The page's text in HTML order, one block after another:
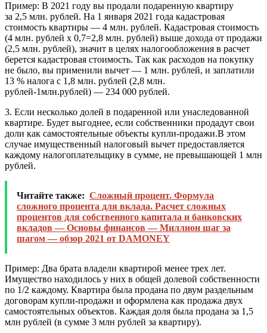
Пример: В 2021 году вы продали подаренную квартиру
за 2,5 млн. рублей. На 1 января 2021 года кадастровая
стоимость квартиры — 4 млн. рублей. Кадастровая стоимость
(4 млн. рублей х 0,7=2,8 млн. рублей) выше дохода от продажи
(2,5 млн. рублей), значит в целях налогообложения в расчет
берется кадастровая стоимость. Так как расходов на покупку
не было, вы применили вычет — 1 млн. рублей, и заплатили
13 % налога с 1,8 млн. рублей (2,8 млн.
рублей-1млн.рублей) — 234 000 рублей.
3. Если несколько долей в подаренной или унаследованной
квартире. Будет выгоднее, если собственники продадут свои
доли как самостоятельные объекты купли-продажи.В этом
случае имущественный налоговый вычет предоставляется
каждому налогоплательщику в сумме, не превышающей 1 млн
рублей.
Читайте также: Сложный процент. Формула
сложного процента для вклада. Расчет сложных
процентов для собственного капитала и банковских
вкладов — Основы финансов — Миллион шаг за
шагом — обзор 2021 от DAMONEY
Пример: Два брата владели квартирой менее трех лет.
Имущество находилось у них в общей долевой собственности
по 1/2 каждому. Квартира была продана по двум раздельным
договорам купли-продажи и оформлена как продажа двух
самостоятельных объектов. Каждая доля была продана за 1,5
млн рублей (в сумме 3 млн рублей за квартиру).